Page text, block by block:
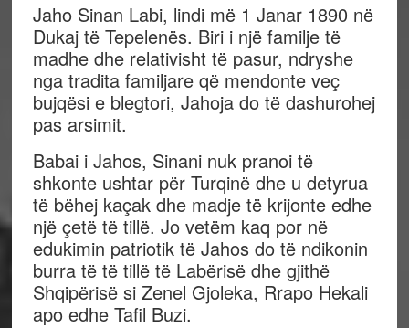
Jaho Sinan Labi, lindi më 1 Janar 1890 në
Dukaj të Tepelenës. Biri i një familje të
madhe dhe relativisht të pasur, ndryshe
nga tradita familjare që mendonte veç
bujqësi e blegtori, Jahoja do të dashurohej
pas arsimit.
Babai i Jahos, Sinani nuk pranoi të
shkonte ushtar për Turqinë dhe u detyrua
të bëhej kaçak dhe madje të krijonte edhe
një çetë të tillë. Jo vetëm kaq por në
edukimin patriotik të Jahos do të ndikonin
burra të të tillë të Labërisë dhe gjithë
Shqipërisë si Zenel Gjoleka, Rrapo Hekali
apo edhe Tafil Buzi.